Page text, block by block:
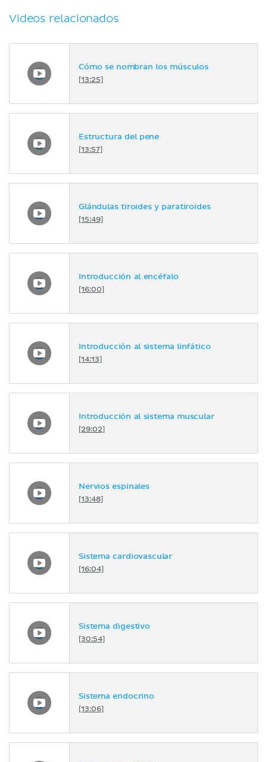
Videos relacionados
Cómo se nombran los músculos
[13:25]
Estructura del pene
[13:57]
Glándulas tiroides y paratiroides
[15:49]
Introducción al encéfalo
[16:00]
Introducción al sistema linfático
[14:13]
Introducción al sistema muscular
[29:02]
Nervios espinales
[13:48]
Sistema cardiovascular
[16:04]
Sistema digestivo
[30:54]
Sistema endocrino
[13:06]